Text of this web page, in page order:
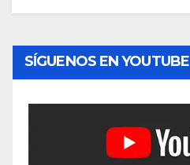
SÍGUENOS EN YOUTUBE